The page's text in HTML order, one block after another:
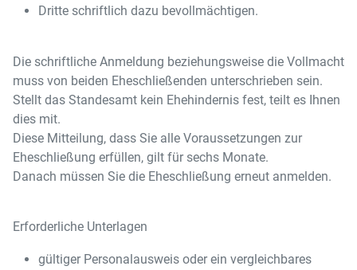
Dritte schriftlich dazu bevollmächtigen.
Die schriftliche Anmeldung beziehungsweise die Vollmacht
muss von beiden Eheschließenden unterschrieben sein.
Stellt das Standesamt kein Ehehindernis fest, teilt es Ihnen
dies mit.
Diese Mitteilung, dass Sie alle Voraussetzungen zur
Eheschließung erfüllen, gilt für sechs Monate.
Danach müssen Sie die Eheschließung erneut anmelden.
Erforderliche Unterlagen
gültiger Personalausweis oder ein vergleichbares